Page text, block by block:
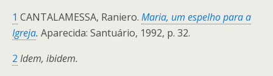
1 CANTALAMESSA, Raniero. Maria, um espelho para a
Igreja. Aparecida: Santuário, 1992, p. 32.
2 Idem, ibidem.